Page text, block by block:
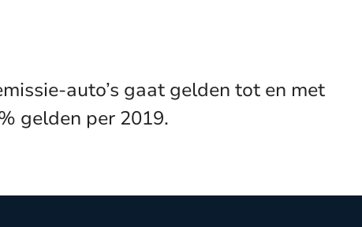
auto’s gaat gelden tot en met
gelden per 2019.